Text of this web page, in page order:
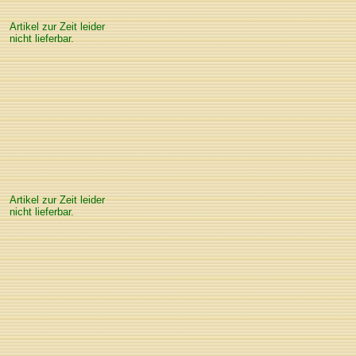
Artikel zur Zeit leider
nicht lieferbar.
Artikel zur Zeit leider
nicht lieferbar.